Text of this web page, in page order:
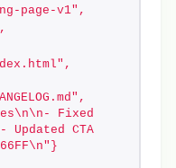
page-v1",
Fixed
CTA